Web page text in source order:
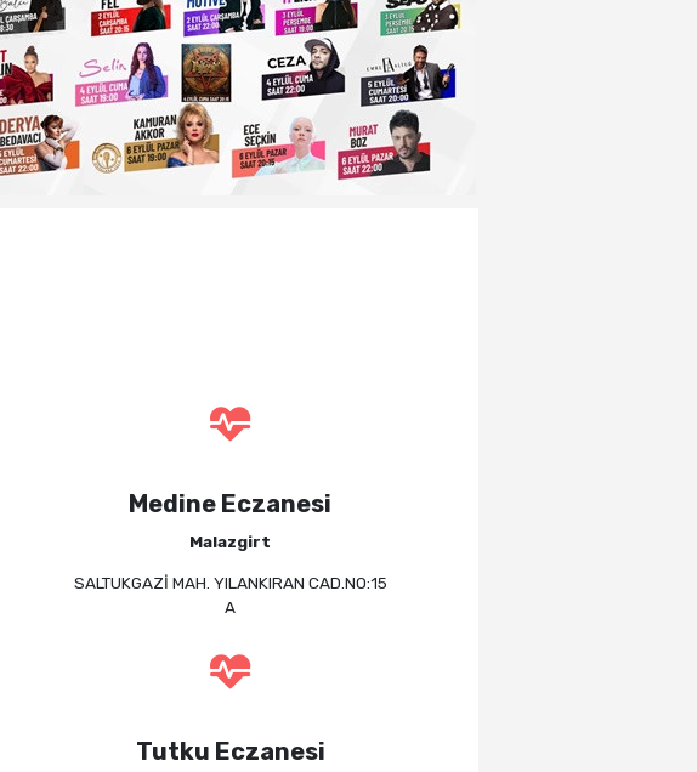
Medine Eczanesi
Malazgirt
SALTUKGAZİ MAH. YILANKIRAN CAD.NO:15
A
Tutku Eczanesi